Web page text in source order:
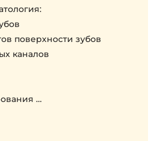
поверхности зубов
каналов
протезы